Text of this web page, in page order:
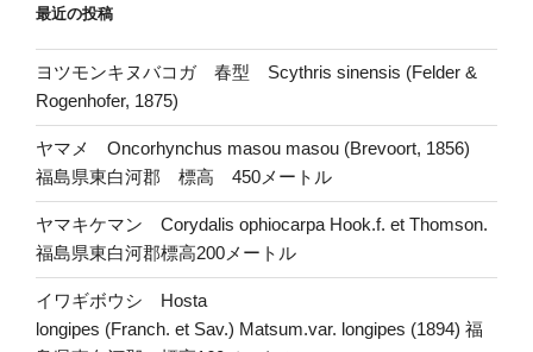
最近の投稿
ヨツモンキヌバコガ 春型 Scythris sinensis (Felder &
Rogenhofer, 1875)
ヤマメ Oncorhynchus masou masou (Brevoort, 1856)
福島県東白河郡 標高 450メートル
ヤマキケマン Corydalis ophiocarpa Hook.f. et Thomson.
福島県東白河郡標高200メートル
イワギボウシ Hosta
longipes (Franch. et Sav.) Matsum.var. longipes (1894) 福